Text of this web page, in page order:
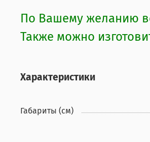
По Вашему желанию
Также можно
Характеристики
Габариты (см)